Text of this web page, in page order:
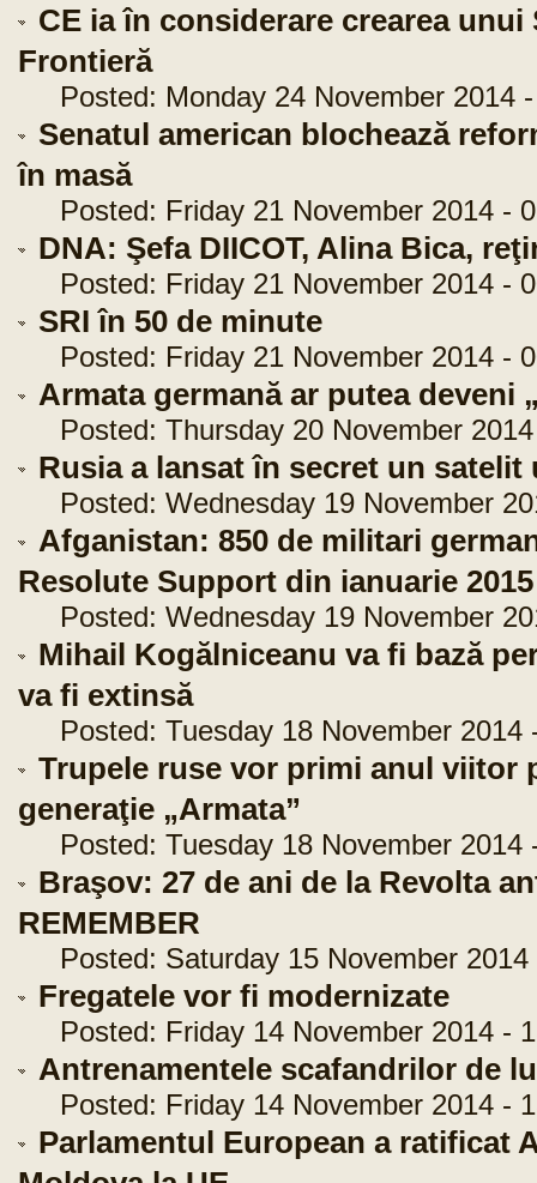
CE ia în considerare crearea
Frontieră
Posted: Monday 24 November 2014 -
Senatul american blochează
în masă
Posted: Friday 21 November 2014 -
DNA: Şefa DIICOT, Alina Bica,
Posted: Friday 21 November 2014 -
SRI în 50 de minute
Posted: Friday 21 November 2014 -
Armata germană ar putea deveni
Posted: Thursday 20 November 2014
Rusia a lansat în secret un satelit
Posted: Wednesday 19 November
Afganistan: 850 de militari
Resolute Support din ianuarie 2015
Posted: Wednesday 19 November
Mihail Kogălniceanu va fi bază
va fi extinsă
Posted: Tuesday 18 November 2014
Trupele ruse vor primi anul viitor
generaţie „Armata”
Posted: Tuesday 18 November 2014
Braşov: 27 de ani de la Revolta
REMEMBER
Posted: Saturday 15 November 2014
Fregatele vor fi modernizate
Posted: Friday 14 November 2014 -
Antrenamentele scafandrilor de
Posted: Friday 14 November 2014 -
Parlamentul European a ratificat